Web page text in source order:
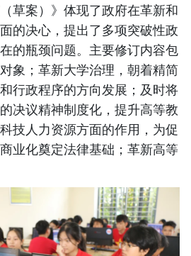
草案）》体现了政府在革新和
的决心，提出了多项突破性政
的瓶颈问题。主要修订内容包
象；革新大学治理，朝着精简
行政程序的方向发展；及时将
决议精神制度化，提升高等教
技人力资源方面的作用，为促
业化奠定法律基础；革新高等